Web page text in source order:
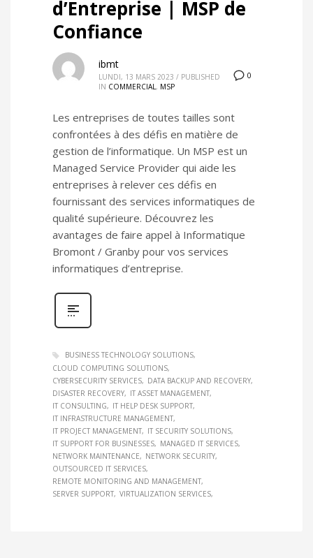
d’Entreprise | MSP de
Confiance
0
ibmt
LUNDI, 13 MARS 2023 / PUBLISHED
IN COMMERCIAL, MSP
Les entreprises de toutes tailles sont
confrontées à des défis en matière de
gestion de l’informatique. Un MSP est un
Managed Service Provider qui aide les
entreprises à relever ces défis en
fournissant des services informatiques de
qualité supérieure. Découvrez les
avantages de faire appel à Informatique
Bromont / Granby pour vos services
informatiques d’entreprise.
BUSINESS TECHNOLOGY SOLUTIONS
CLOUD COMPUTING SOLUTIONS
CYBERSECURITY SERVICES
DATA BACKUP AND RECOVERY
DISASTER RECOVERY
IT ASSET MANAGEMENT
IT CONSULTING
IT HELP DESK SUPPORT
IT INFRASTRUCTURE MANAGEMENT
IT PROJECT MANAGEMENT
IT SECURITY SOLUTIONS
IT SUPPORT FOR BUSINESSES
MANAGED IT SERVICES
NETWORK MAINTENANCE
NETWORK SECURITY
OUTSOURCED IT SERVICES
REMOTE MONITORING AND MANAGEMENT
SERVER SUPPORT VIRTUALIZATION SERVICES